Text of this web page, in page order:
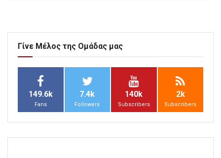
Γίνε Μέλος της Ομάδας μας
149.6k
Fans
7.4k
Followers
140k
Subscribers
2k
Subscribers